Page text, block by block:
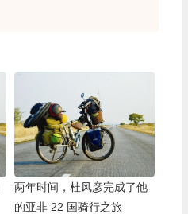
两年时间，杜风彦完成了他
的亚非 22 国骑行之旅